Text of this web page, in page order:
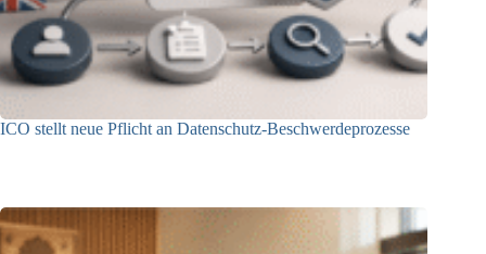
ICO stellt neue Pflicht an Datenschutz-Beschwerdeprozesse